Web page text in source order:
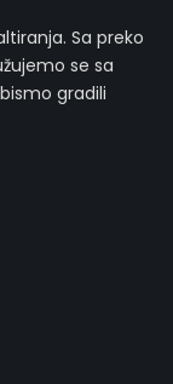
Sa preko
se sa
gradili